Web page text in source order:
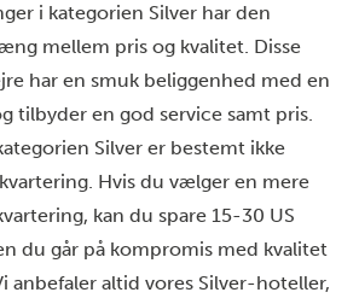
i kategorien Silver har den
mellem pris og kvalitet. Disse
har en smuk beliggenhed med en
tilbyder en god service samt pris.
Silver er bestemt ikke
Hvis du vælger en mere
kan du spare 15-30 US
du går på kompromis med kvalitet
anbefaler altid vores Silver-hoteller,